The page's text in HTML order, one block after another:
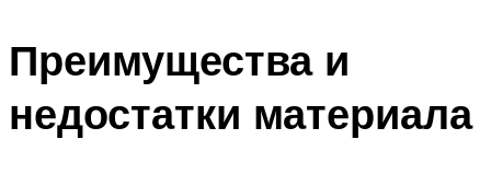
Преимущества и
недостатки материала